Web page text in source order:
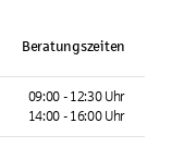
Beratungszeiten
09:00 - 12:30 Uhr
14:00 - 16:00 Uhr